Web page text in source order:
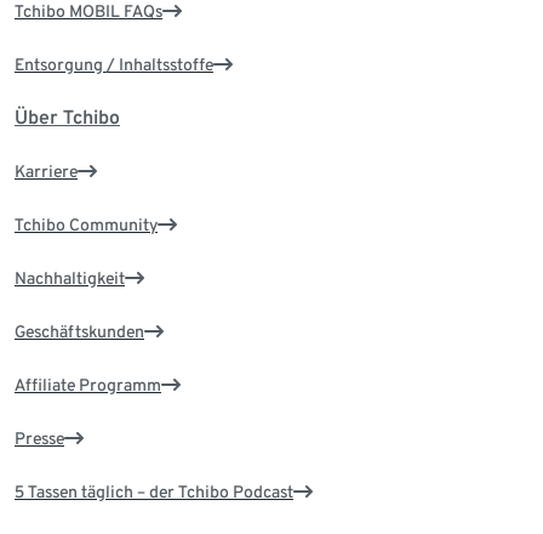
Tchibo MOBIL FAQs
Entsorgung / Inhaltsstoffe
Über Tchibo
Karriere
Tchibo Community
Nachhaltigkeit
Geschäftskunden
Affiliate Programm
Presse
5 Tassen täglich – der Tchibo Podcast